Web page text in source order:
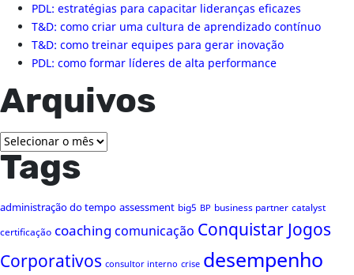
PDL: estratégias para capacitar lideranças eficazes
T&D: como criar uma cultura de aprendizado contínuo
T&D: como treinar equipes para gerar inovação
PDL: como formar líderes de alta performance
Arquivos
Arquivos
Tags
administração do tempo assessment big5 BP business partner catalyst
certificação coaching comunicação Conquistar Jogos
Corporativos consultor interno crise desempenho